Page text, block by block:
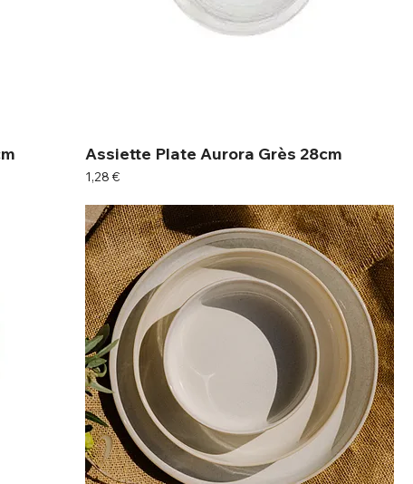
Assiette Plate Aurora Grès 28cm
Prix
1,28 €